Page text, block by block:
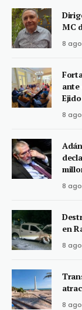
MC
8
ante
8
8
en
8
8